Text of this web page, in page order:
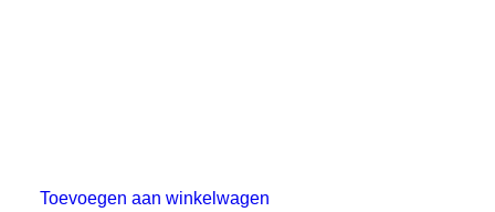
Toevoegen aan winkelwagen